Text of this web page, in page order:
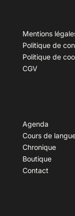
Mentions
Politique de
Politique de
CGV
Agenda
Cours de
Chronique
Boutique
Contact